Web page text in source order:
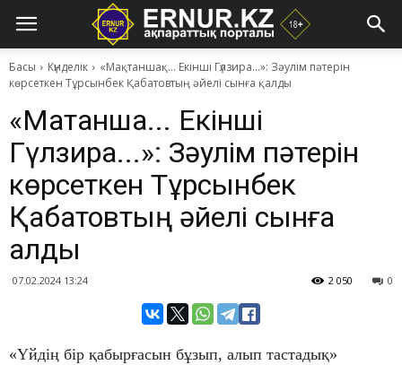
Басы Күнделік
​«Мақтаншақ... Екінші Гүлзира...»: Зәулім пәтерін
көрсеткен Тұрсынбек Қабатовтың әйелі сынға қалды
​«Мақтаншақ... Екінші
Гүлзира...»: Зәулім пәтерін
көрсеткен Тұрсынбек
Қабатовтың әйелі сынға
қалды
07.02.2024 13:24 0
2 050
«Үйдің бір қабырғасын бұзып, алып тастадық»